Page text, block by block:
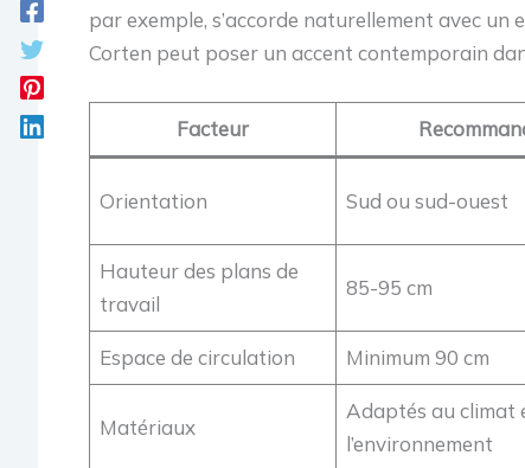
par exemple, s’accorde naturellement avec
Corten peut poser un accent contemporain
Facteur
Orientation Sud ou sud-ouest
Hauteur des plans de
travail
85-95 cm
Espace de circulation Minimum 90 cm
Matériaux
Adaptés au climat
l’environnement